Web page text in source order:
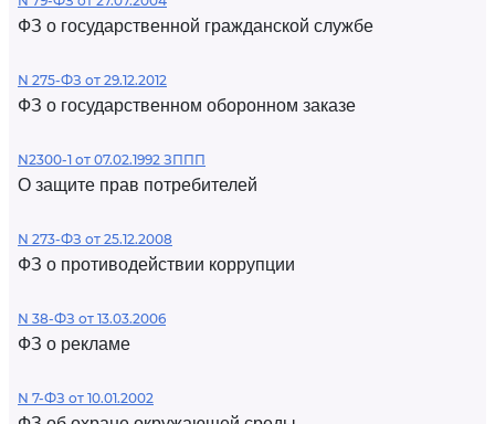
ФЗ о государственной гражданской службе
N 275-ФЗ от 29.12.2012
ФЗ о государственном оборонном заказе
N2300-1 от 07.02.1992 ЗППП
О защите прав потребителей
N 273-ФЗ от 25.12.2008
ФЗ о противодействии коррупции
N 38-ФЗ от 13.03.2006
ФЗ о рекламе
N 7-ФЗ от 10.01.2002